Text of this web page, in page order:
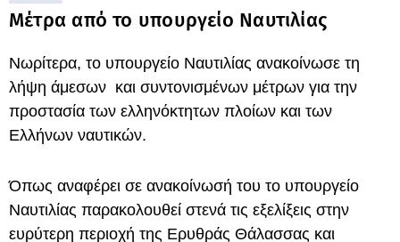
Μέτρα από το υπουργείο Ναυτιλίας
Νωρίτερα, το υπουργείο Ναυτιλίας ανακοίνωσε τη
λήψη άμεσων και συντονισμένων μέτρων για την
προστασία των ελληνόκτητων πλοίων και των
Ελλήνων ναυτικών.
Όπως αναφέρει σε ανακοίνωσή του το υπουργείο
Ναυτιλίας παρακολουθεί στενά τις εξελίξεις στην
ευρύτερη περιοχή της Ερυθράς Θάλασσας και